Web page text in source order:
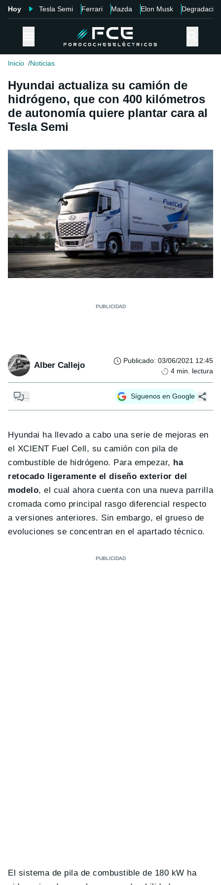
Hoy Tesla Semi Ferrari Mazda Elon Musk Degradación
Inicio Noticias
Hyundai actualiza su camión de
hidrógeno, que con 400 kilómetros
de autonomía quiere plantar cara al
Tesla Semi
Alber Callejo Publicado: 03/06/2021 12:45
4 min. lectura
Síguenos en Google
Hyundai ha llevado a cabo una serie de mejoras en
el XCIENT Fuel Cell, su camión con pila de
combustible de hidrógeno. Para empezar, ha
retocado ligeramente el diseño exterior del
modelo, el cual ahora cuenta con una nueva parrilla
cromada como principal rasgo diferencial respecto
a versiones anteriores. Sin embargo, el grueso de
evoluciones se concentran en el apartado técnico.
El sistema de pila de combustible de 180 kW ha